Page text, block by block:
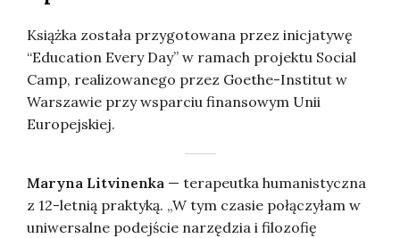
Książka została przygotowana przez inicjatywę
“Education Every Day” w ramach projektu Social
Camp, realizowanego przez Goethe-Institut w
Warszawie przy wsparciu finansowym Unii
Europejskiej.
Maryna Litvinenka — terapeutka humanistyczna
z 12-letnią praktyką. „W tym czasie połączyłam w
uniwersalne podejście narzędzia i filozofię